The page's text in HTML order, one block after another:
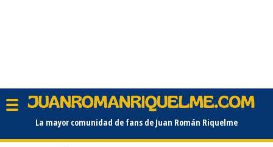
La mayor comunidad de fans de Juan Román Riquelme